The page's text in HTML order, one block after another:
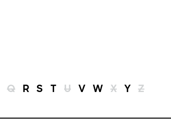
Q R S T U V W X Y Z